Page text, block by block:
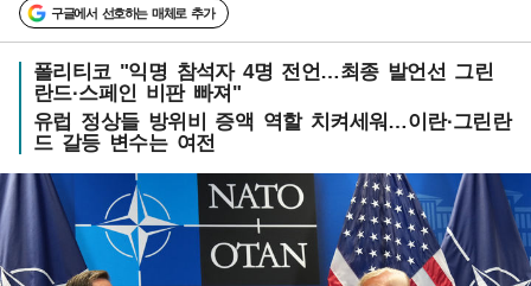
구글에서 선호하는 매체로 추가
폴리티코 "익명 참석자 4명 전언…최종 발언선 그린
란드·스페인 비판 빠져"
유럽 정상들 방위비 증액 역할 치켜세워…이란·그린란
드 갈등 변수는 여전